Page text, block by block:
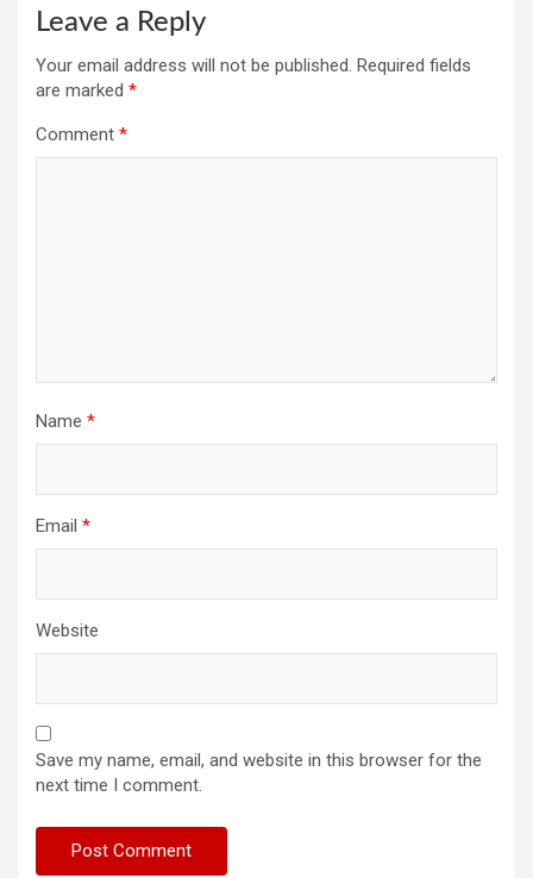
Leave a Reply
Your email address will not be published. Required fields
are marked *
Comment *
Name *
Email *
Website
Save my name, email, and website in this browser for the
next time I comment.